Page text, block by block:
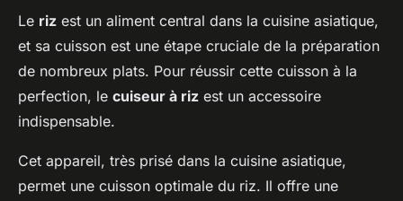
Le riz est un aliment central dans la cuisine asiatique,
et sa cuisson est une étape cruciale de la préparation
de nombreux plats. Pour réussir cette cuisson à la
perfection, le cuiseur à riz est un accessoire
indispensable.
Cet appareil, très prisé dans la cuisine asiatique,
permet une cuisson optimale du riz. Il offre une